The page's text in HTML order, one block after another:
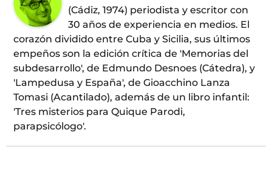
(Cádiz, 1974) periodista y escritor con
30 años de experiencia en medios. El
corazón dividido entre Cuba y Sicilia, sus últimos
empeños son la edición crítica de 'Memorias del
subdesarrollo', de Edmundo Desnoes (Cátedra), y
'Lampedusa y España', de Gioacchino Lanza
Tomasi (Acantilado), además de un libro infantil:
'Tres misterios para Quique Parodi,
parapsicólogo'.